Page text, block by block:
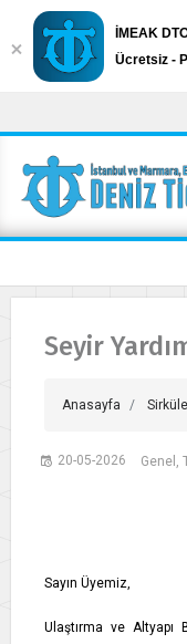
Seyir
Anasayfa
20-05-2026 Genel,
Sayın Üyemiz,
Ulaştırma ve Altyapı
İMEAK
Ücretsiz -